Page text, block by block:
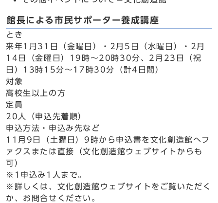
館長による市民サポーター養成講座
とき
来年1月31日（金曜日）・2月5日（水曜日）・2月
14日（金曜日）19時～20時30分、2月23日（祝
日）13時15分～17時30分（計4日間）
対象
高校生以上の方
定員
20人（申込先着順）
申込方法・申込み先など
11月9日（土曜日）9時から申込書を文化創造館へフ
ァクスまたは直接（文化創造館ウェブサイトからも
可）
※1申込み1人まで。
※詳しくは、文化創造館ウェブサイトをご覧いただく
か、お問合せください。